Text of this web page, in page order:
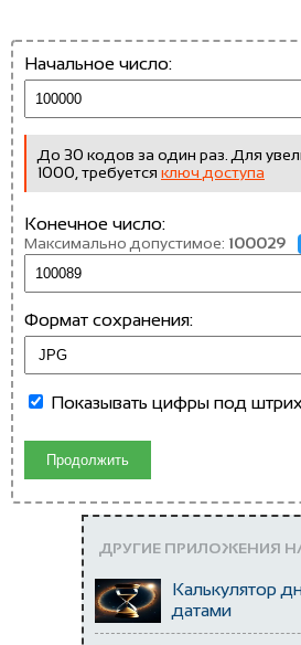
Начальное число:
До 30 кодов за один раз. Для
1000, требуется ключ доступа
Конечное число:
Максимально допустимое: 100029
Формат сохранения:
Показывать цифры под
Продолжить
ДРУГИЕ ПРИЛОЖЕНИЯ
Калькулятор
датами